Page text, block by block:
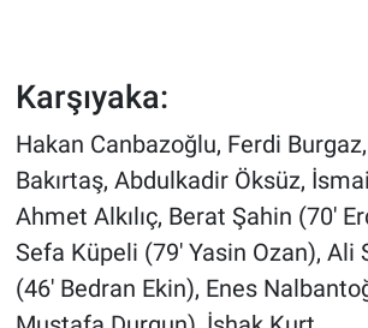
Karşıyaka:
Hakan Canbazoğlu, Ferdi
Bakırtaş, Abdulkadir Öksüz,
Ahmet Alkılıç, Berat Şahin (70'
Sefa Küpeli (79' Yasin Ozan), Ali
(46' Bedran Ekin), Enes